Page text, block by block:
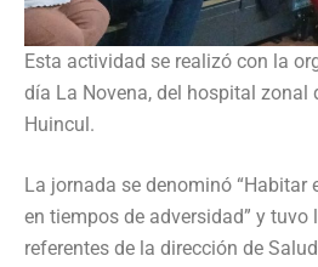
Esta actividad se realizó con la
día La Novena, del hospital zonal
Huincul.
La jornada se denominó “Habitar
en tiempos de adversidad” y tuvo
referentes de la dirección de